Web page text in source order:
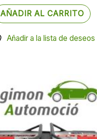
AÑADIR AL CARRITO
Añadir a la lista de deseos
precio
original
era:
123,25 €.
precio
actual
es:
104,64 €.